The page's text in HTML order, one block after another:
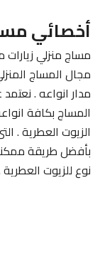
أخصائي
مساج منزلي
مجال المساج
مدار انواعه .
المساج بكافة
الزيوت العطرية .
بأفضل طريقة
نوع للزيوت